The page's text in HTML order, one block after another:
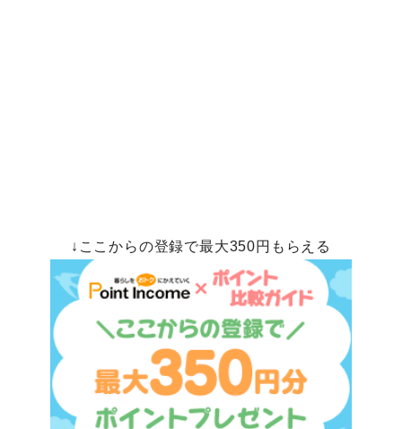
↓ここからの登録で最大350円もらえる